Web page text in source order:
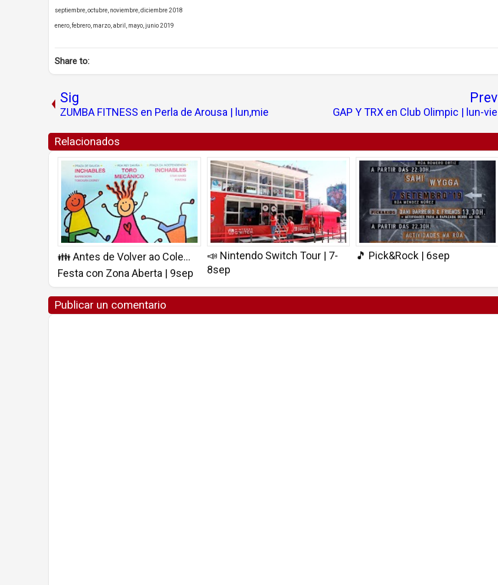
septiembre, octubre, noviembre, diciembre 2018
enero, febrero, marzo, abril, mayo, junio 2019
Share to:
Sig
ZUMBA FITNESS en Perla de Arousa | lun,mie
Prev
GAP Y TRX en Club Olimpic | lun-vie
Relacionados
👪 Antes de Volver ao Cole...
Festa con Zona Aberta | 9sep
📣 Nintendo Switch Tour | 7-
8sep
🎵 Pick&Rock | 6sep
Publicar un comentario